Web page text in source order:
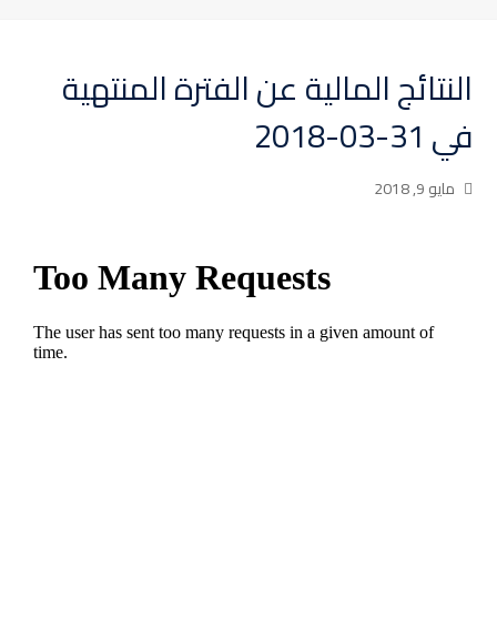
النتائج المالية عن الفترة المنتهية
في 31-03-2018
مايو 9, 2018